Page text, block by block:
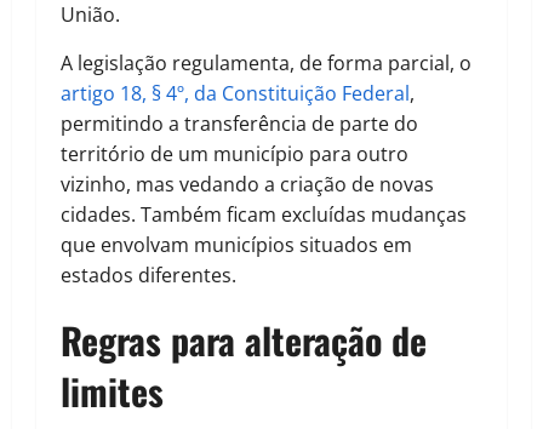
União.
A legislação regulamenta, de forma parcial, o
artigo 18, § 4º, da Constituição Federal,
permitindo a transferência de parte do
território de um município para outro
vizinho, mas vedando a criação de novas
cidades. Também ficam excluídas mudanças
que envolvam municípios situados em
estados diferentes.
Regras para alteração de
limites